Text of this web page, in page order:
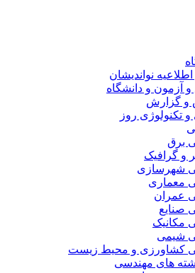
نواندیشان
و دانشگاه
روز
و محیط زیست
های مهندسی